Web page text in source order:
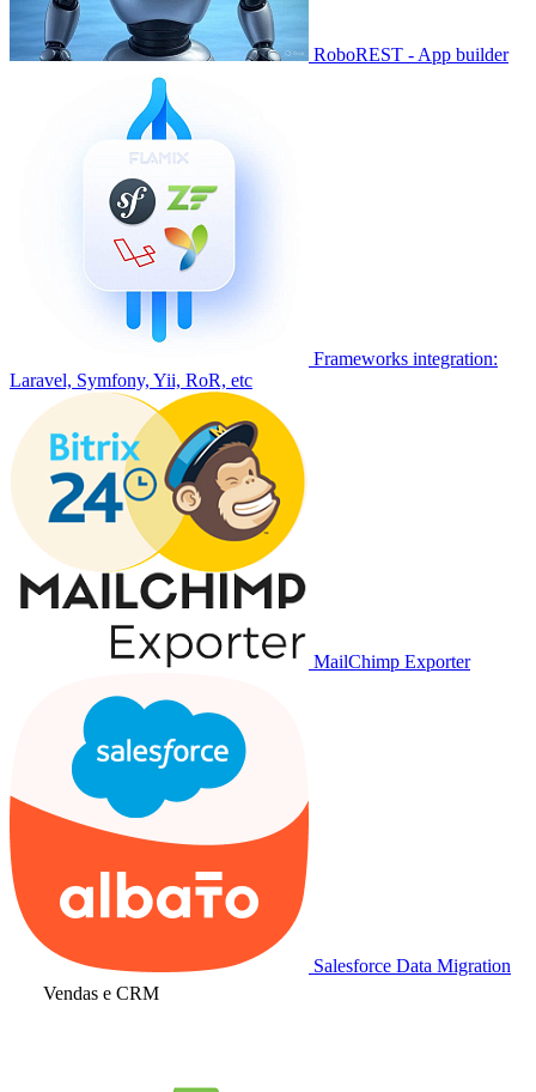
RoboREST - App builder
Frameworks integration:
Laravel, Symfony, Yii, RoR, etc
MailChimp Exporter
Salesforce Data Migration
Vendas e CRM